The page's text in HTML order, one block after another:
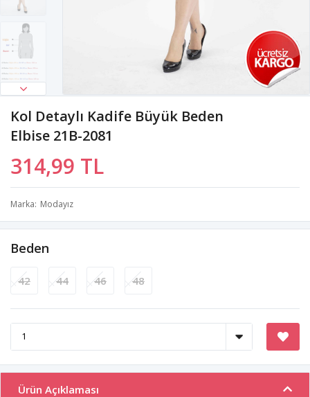
Kol Detaylı Kadife Büyük Beden
Elbise 21B-2081
314,99 TL
Marka Modayız
Beden
42 44 46 48
Ürün Açıklaması